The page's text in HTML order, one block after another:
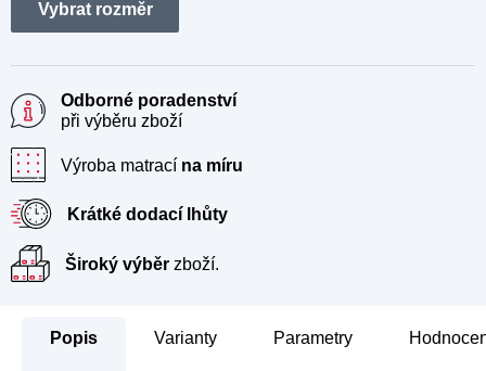
Odborné poradenství
při výběru zboží
Výroba matrací na míru
Krátké dodací lhůty
Široký výběr zboží.
Popis Parametry